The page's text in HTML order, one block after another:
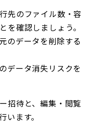
先のファイル数・容
を確認しましょう。
のデータを削除する
データ消失リスクを
招待と、編集・閲覧
ます。